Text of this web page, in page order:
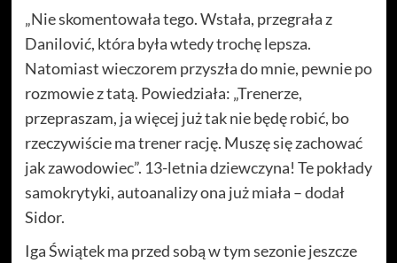
„Nie skomentowała tego. Wstała, przegrała z
Danilović, która była wtedy trochę lepsza.
Natomiast wieczorem przyszła do mnie, pewnie po
rozmowie z tatą. Powiedziała: „Trenerze,
przepraszam, ja więcej już tak nie będę robić, bo
rzeczywiście ma trener rację. Muszę się zachować
jak zawodowiec”. 13-letnia dziewczyna! Te pokłady
samokrytyki, autoanalizy ona już miała – dodał
Sidor.
Iga Świątek ma przed sobą w tym sezonie jeszcze